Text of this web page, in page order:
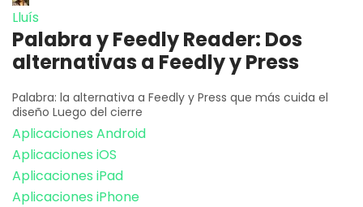
Lluís
Palabra y Feedly Reader: Dos
alternativas a Feedly y Press
Palabra: la alternativa a Feedly y Press que más cuida el
diseño Luego del cierre
Aplicaciones Android
Aplicaciones iOS
Aplicaciones iPad
Aplicaciones iPhone